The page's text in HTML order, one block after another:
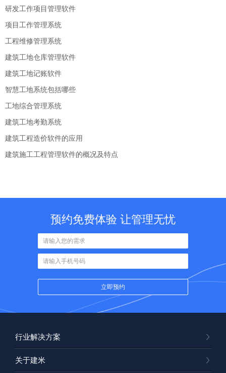
研发工作项目管理软件
项目工作管理系统
工程维修管理系统
建筑工地仓库管理软件
建筑工地记账软件
智慧工地系统包括哪些
工地综合管理系统
建筑工地考勤系统
建筑工程造价软件的应用
建筑施工工程管理软件的概况及特点
预约免费体验 让管理无忧
行业解决方案
关于建米